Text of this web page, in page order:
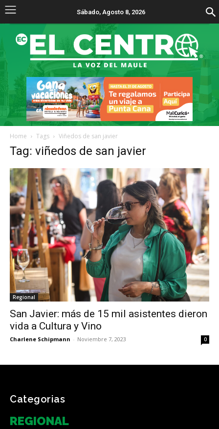
Sábado, Agosto 8, 2026
Home Tags Viñedos de san javier
Tag: viñedos de san javier
Regional
San Javier: más de 15 mil asistentes dieron
vida a Cultura y Vino
Charlene Schipmann - Noviembre 7, 2023 0
Categorias
REGIONAL